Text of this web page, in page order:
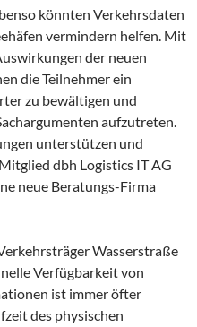
könnten Verkehrsdaten
vermindern helfen. Mit
der neuen
die Teilnehmer ein
zu bewältigen und
aufzutreten.
unterstützen und
dbh Logistics IT AG
neue Beratungs-Firma
Wasserstraße
Verfügbarkeit von
ist immer öfter
des physischen